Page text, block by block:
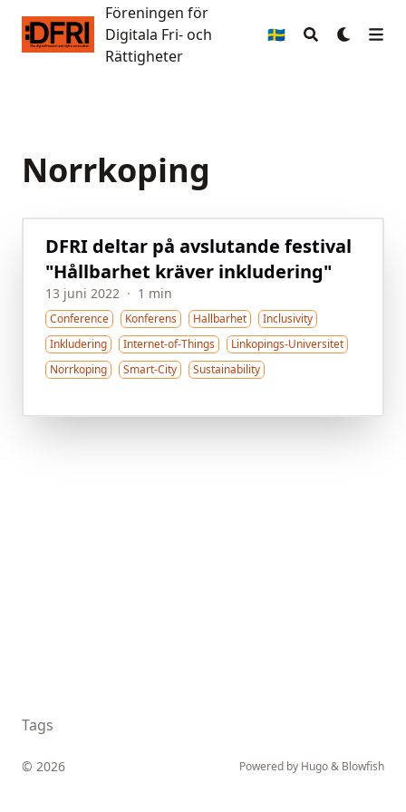
Föreningen för Digitala Fri- och Rättigheter
Föreningen för
Digitala Fri- och
Rättigheter
🇸🇪
Norrkoping
DFRI deltar på avslutande festival
"Hållbarhet kräver inkludering"
13 juni 2022 · 1 min
Conference Konferens Hallbarhet
Inclusivity
Inkludering
Internet-of-Things
Linkopings-Universitet
Norrkoping
Smart-City Sustainability
Tags
© 2026 Powered by Hugo& Blowfish